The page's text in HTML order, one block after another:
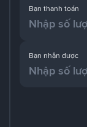
Bạn thanh toán
Bạn nhận được